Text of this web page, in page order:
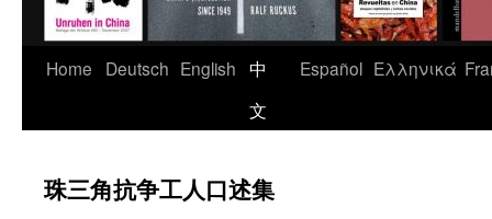
Home Deutsch English 中
文
Español Eλληνικά
珠三角抗争工人口述集